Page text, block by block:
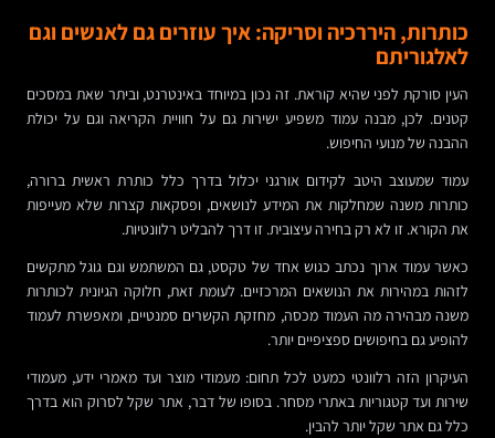
כותרות, היררכיה וסריקה: איך עוזרים גם לאנשים וגם
לאלגוריתם
העין סורקת לפני שהיא קוראת. זה נכון במיוחד באינטרנט, וביתר שאת במסכים
קטנים. לכן, מבנה עמוד משפיע ישירות גם על חוויית הקריאה וגם על יכולת
ההבנה של מנועי החיפוש.
עמוד שמעוצב היטב לקידום אורגני יכלול בדרך כלל כותרת ראשית ברורה,
כותרות משנה שמחלקות את המידע לנושאים, ופסקאות קצרות שלא מעייפות
את הקורא. זו לא רק בחירה עיצובית. זו דרך להבליט רלוונטיות.
כאשר עמוד ארוך נכתב כגוש אחד של טקסט, גם המשתמש וגם גוגל מתקשים
לזהות במהירות את הנושאים המרכזיים. לעומת זאת, חלוקה הגיונית לכותרות
משנה מבהירה מה העמוד מכסה, מחזקת הקשרים סמנטיים, ומאפשרת לעמוד
להופיע גם בחיפושים ספציפיים יותר.
העיקרון הזה רלוונטי כמעט לכל תחום: מעמודי מוצר ועד מאמרי ידע, מעמודי
שירות ועד קטגוריות באתרי מסחר. בסופו של דבר, אתר שקל לסרוק הוא בדרך
כלל גם אתר שקל יותר להבין.